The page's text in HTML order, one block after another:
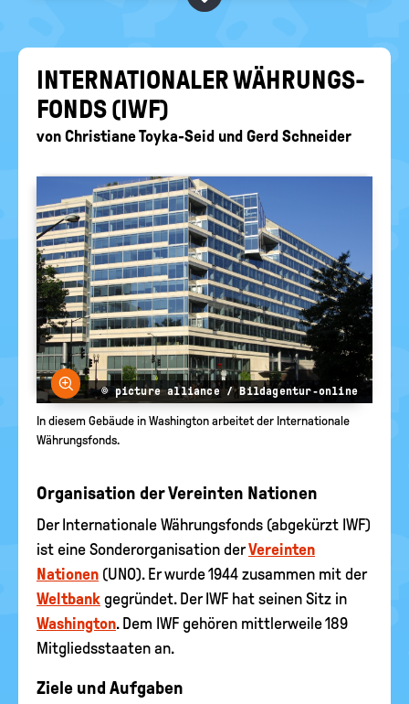
politische
EURE AKTUELLEN FRAGEN...
IN­TER­NA­TIO­NA­LER WÄH­RUNGS­
FONDS (IWF)
von Christiane Toyka-Seid und Gerd Schneider
Bild vergrößern
© picture alliance / Bildagentur-online
In diesem Gebäude in Washington arbeitet der Internationale
Währungsfonds.
Organisation der Vereinten Nationen
Der Internationale Währungsfonds (abgekürzt IWF)
ist eine Sonderorganisation derVereinten
Nationen (UNO). Er wurde 1944 zusammen mit der
Weltbank gegründet. Der IWF hat seinen Sitz in
Washington. Dem IWF gehören mittlerweile 189
Mitgliedsstaaten an.
Ziele und Aufgaben